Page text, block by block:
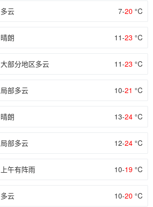
多云 7-20 °C
晴朗 11-23 °C
大部分地区多云 11-23 °C
局部多云 10-21 °C
晴朗 13-24 °C
局部多云 12-24 °C
上午有阵雨 10-19 °C
多云 10-20 °C